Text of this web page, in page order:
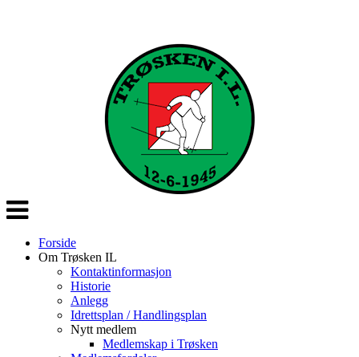
Veksle
navigasjon
Forside
Om Trøsken IL
Kontaktinformasjon
Historie
Anlegg
Idrettsplan / Handlingsplan
Nytt medlem
Medlemskap i Trøsken